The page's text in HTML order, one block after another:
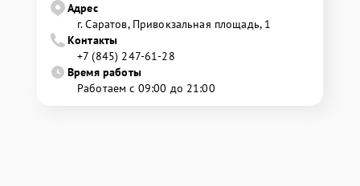
Адрес
г. Саратов, Привокзальная площадь, 1
Контакты
+7 (845) 247-61-28
Время работы
Работаем с 09:00 до 21:00